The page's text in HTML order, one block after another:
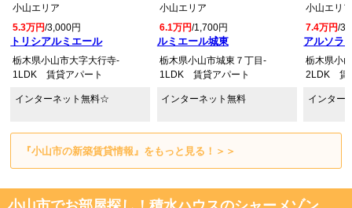
トリシアルミエール
小山エリア
5.3万円/3,000円
栃木県小山市大字大行寺-
1LDK 賃貸アパート
インターネット無料☆
ルミエール城東
小山エリア
6.1万円/1,700円
栃木県小山市城東７丁目-
1LDK 賃貸アパート
インターネット無料
アルソラ
小山エリ
7.4万円/
栃木県小
2LDK 賃
インター
『小山市の新築賃貸情報』をもっと見る！＞＞